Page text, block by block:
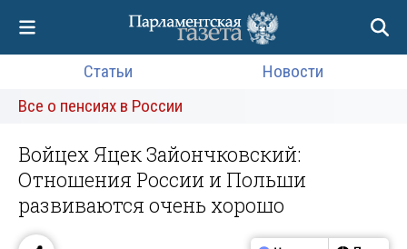
Статьи
Новости
Все о пенсиях в России
Войцех Яцек Зайончковский:
Отношения России и Польши
развиваются очень хорошо